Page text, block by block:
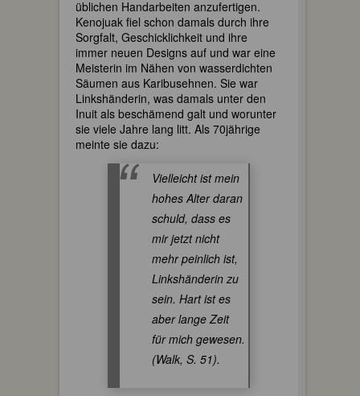
üblichen Handarbeiten anzufertigen.
Kenojuak fiel schon damals durch ihre
Sorgfalt, Geschicklichkeit und ihre
immer neuen Designs auf und war eine
Meisterin im Nähen von wasserdichten
Säumen aus Karibusehnen. Sie war
Linkshänderin, was damals unter den
Inuit als beschämend galt und worunter
sie viele Jahre lang litt. Als 70jährige
meinte sie dazu:
Vielleicht ist mein
hohes Alter daran
schuld, dass es
mir jetzt nicht
mehr peinlich ist,
Linkshänderin zu
sein. Hart ist es
aber lange Zeit
für mich gewesen.
(Walk, S. 51).